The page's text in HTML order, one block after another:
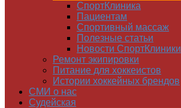
СпортКлиника
Пациентам
Спортивный массаж
Полезные статьи
Новости СпортКлиники
Ремонт экипировки
Питание для хоккеистов
Истории хоккейных брендов
СМИ о нас
Судейская